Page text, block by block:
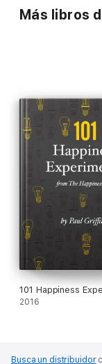
Más libros
101 Happiness
2016
Busca un distribuidor